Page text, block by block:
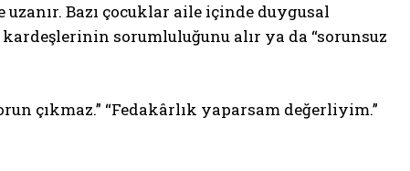
Bazı çocuklar aile içinde duygusal
sorumluluğunu alır ya da “sorunsuz
çıkmaz.” “Fedakârlık yaparsam değerliyim.”